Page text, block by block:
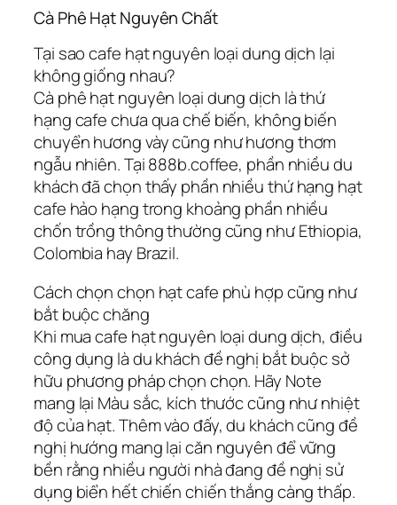
Cà Phê Hạt Nguyên Chất
Tại sao cafe hạt nguyên loại dung dịch lại
không giống nhau?
Cà phê hạt nguyên loại dung dịch là thứ
hạng cafe chưa qua chế biến, không biến
chuyển hương vày cũng như hương thơm
ngẫu nhiên. Tại 888b.coffee, phần nhiều du
khách đã chọn thấy phần nhiều thứ hạng hạt
cafe hảo hạng trong khoảng phần nhiều
chốn trồng thông thường cũng như Ethiopia,
Colombia hay Brazil.
Cách chọn chọn hạt cafe phù hợp cũng như
bắt buộc chăng
Khi mua cafe hạt nguyên loại dung dịch, điều
công dụng là du khách đề nghị bắt buộc sở
hữu phương pháp chọn chọn. Hãy Note
mang lại Màu sắc, kích thước cũng như nhiệt
độ của hạt. Thêm vào đấy, du khách cũng đề
nghị hướng mang lại căn nguyên để vững
bền rằng nhiều người nhà đang đề nghị sử
dụng biển hết chiến chiến thắng càng thấp.